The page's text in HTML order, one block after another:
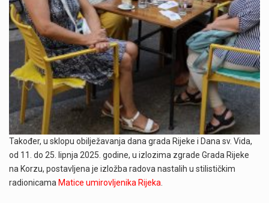
Također, u sklopu obilježavanja dana grada Rijeke i Dana sv. Vida,
od 11. do 25. lipnja 2025. godine, u izlozima zgrade Grada Rijeke
na Korzu, postavljena je izložba radova nastalih u stilističkim
radionicama Matice umirovljenika Rijeka.